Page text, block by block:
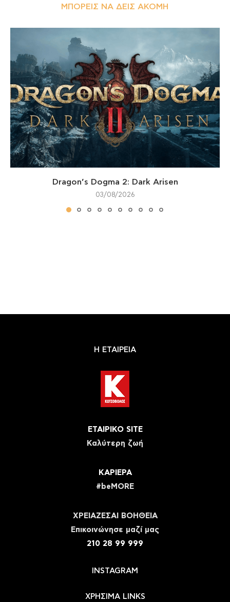
ΜΠΟΡΕΊΣ ΝΑ ΔΕΙΣ ΑΚΌΜΗ
Dragon’s Dogma 2: Dark Arisen
03/08/2026
Η ΕΤΑΙΡΕΙΑ
ΕΤΑΙΡΙΚΟ SITE
Καλύτερη ζωή
ΚΑΡΙΕΡΑ
#beMORE
ΧΡΕΙΑΖΕΣΑΙ ΒΟΗΘΕΙΑ
Eπικοινώνησε μαζί μας
210 28 99 999
INSTAGRAM
ΧΡΗΣΙΜΑ LINKS